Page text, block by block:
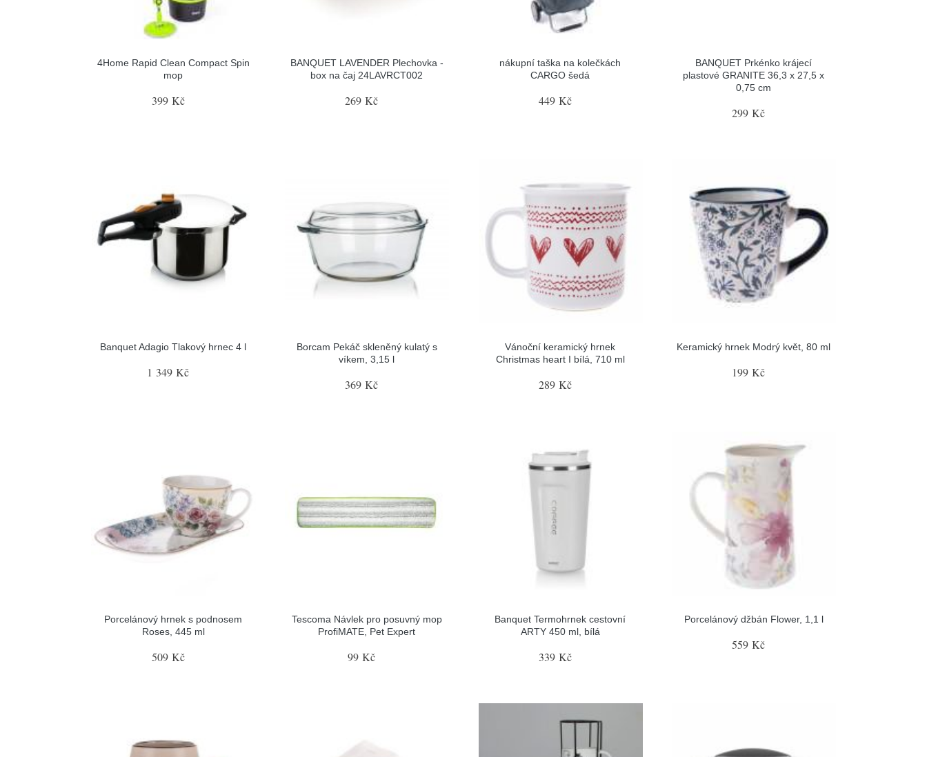
4Home Rapid Clean Compact Spin
mop
399 Kč
BANQUET LAVENDER Plechovka -
box na čaj 24LAVRCT002
269 Kč
nákupní taška na kolečkách
CARGO šedá
449 Kč
BANQUET Prkénko krájecí
plastové GRANITE 36,3 x 27,5 x
0,75 cm
299 Kč
Banquet Adagio Tlakový hrnec 4 l
1 349 Kč
Borcam Pekáč skleněný kulatý s
víkem, 3,15 l
369 Kč
Vánoční keramický hrnek
Christmas heart I bílá, 710 ml
289 Kč
Keramický hrnek Modrý květ, 80 ml
199 Kč
Porcelánový hrnek s podnosem
Roses, 445 ml
509 Kč
Tescoma Návlek pro posuvný mop
ProfiMATE, Pet Expert
99 Kč
Banquet Termohrnek cestovní
ARTY 450 ml, bílá
339 Kč
Porcelánový džbán Flower, 1,1 l
559 Kč